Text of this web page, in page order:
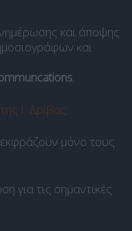
και άποψης
και
.
Ι. Δρίβας.
μόνο τους
για τις σημαντικές